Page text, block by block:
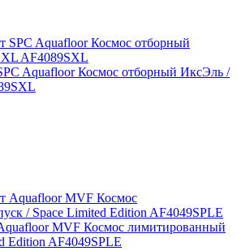
Aquafloor Космос отборный ИксЭль /
MVF Космос лимитированный
Edition AF4049SPLE